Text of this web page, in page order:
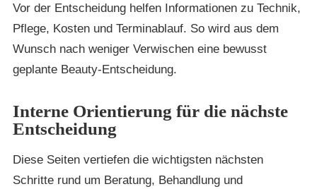
Vor der Entscheidung helfen Informationen zu Technik,
Pflege, Kosten und Terminablauf. So wird aus dem
Wunsch nach weniger Verwischen eine bewusst
geplante Beauty-Entscheidung.
Interne Orientierung für die nächste
Entscheidung
Diese Seiten vertiefen die wichtigsten nächsten
Schritte rund um Beratung, Behandlung und